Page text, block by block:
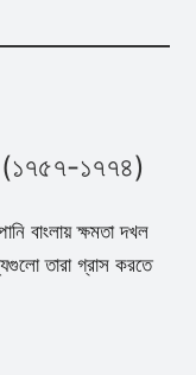
(১৭৫৭-১৭৭৪)
বাংলায় ক্ষমতা দখল
তারা গ্রাস করতে